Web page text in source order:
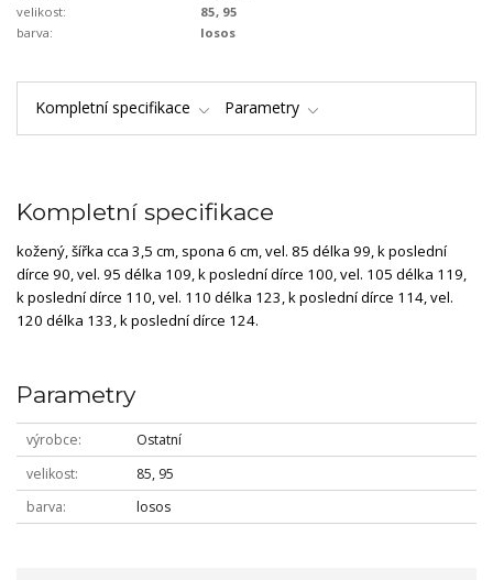
velikost:
85, 95
barva:
losos
Kompletní specifikace Parametry
Kompletní specifikace
kožený, šířka cca 3,5 cm, spona 6 cm, vel. 85 délka 99, k poslední
dírce 90, vel. 95 délka 109, k poslední dírce 100, vel. 105 délka 119,
k poslední dírce 110, vel. 110 délka 123, k poslední dírce 114, vel.
120 délka 133, k poslední dírce 124.
Parametry
výrobce
Ostatní
velikost
85, 95
barva
losos